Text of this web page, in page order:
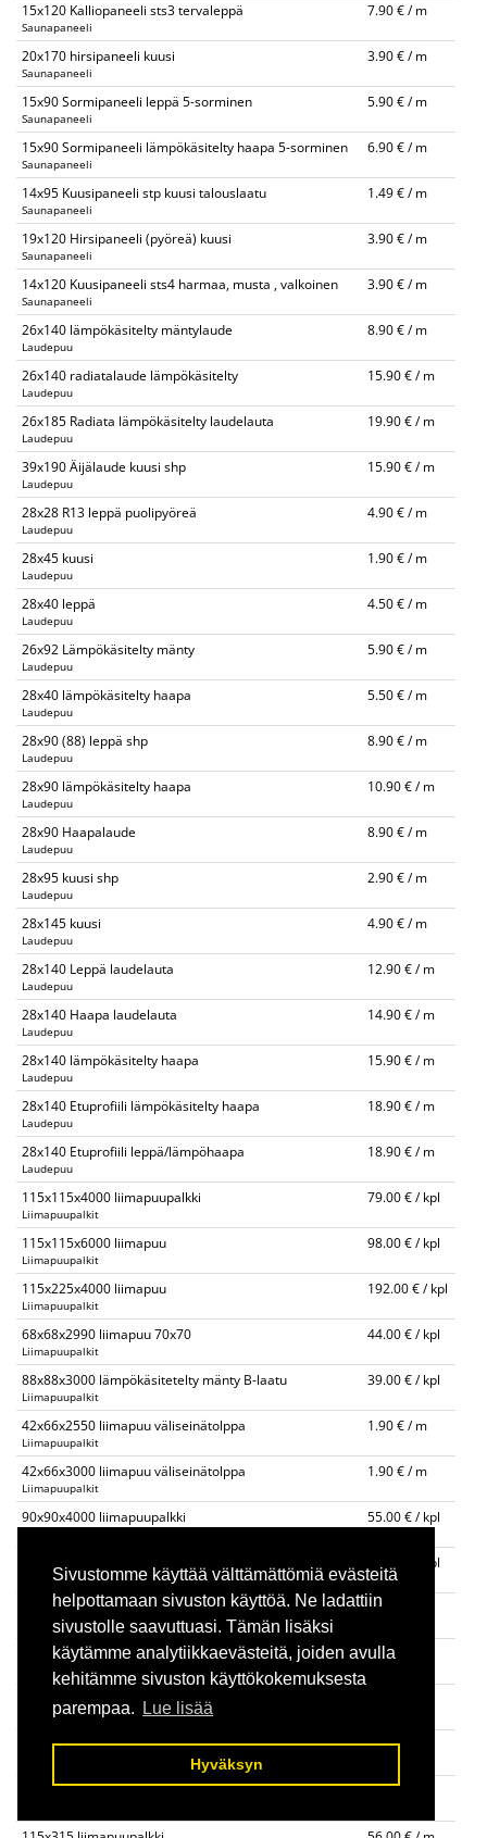
Sivustomme käyttää välttämättömiä evästeitä
helpottamaan sivuston käyttöä. Ne ladattiin
sivustolle saavuttuasi. Tämän lisäksi
käytämme analytiikkaevästeitä, joiden avulla
kehitämme sivuston käyttökokemuksesta
parempaa.
Lue lisää
Hyväksyn
15x120 Kalliopaneeli sts3 tervaleppä
Saunapaneeli
7.90 € / m
20x170 hirsipaneeli kuusi
Saunapaneeli
3.90 € / m
15x90 Sormipaneeli leppä 5-sorminen
Saunapaneeli
5.90 € / m
15x90 Sormipaneeli lämpökäsitelty haapa 5-sorminen
Saunapaneeli
6.90 € / m
14x95 Kuusipaneeli stp kuusi talouslaatu
Saunapaneeli
1.49 € / m
19x120 Hirsipaneeli (pyöreä) kuusi
Saunapaneeli
3.90 € / m
14x120 Kuusipaneeli sts4 harmaa, musta , valkoinen
Saunapaneeli
3.90 € / m
26x140 lämpökäsitelty mäntylaude
Laudepuu
8.90 € / m
26x140 radiatalaude lämpökäsitelty
Laudepuu
15.90 € / m
26x185 Radiata lämpökäsitelty laudelauta
Laudepuu
19.90 € / m
39x190 Äijälaude kuusi shp
Laudepuu
15.90 € / m
28x28 R13 leppä puolipyöreä
Laudepuu
4.90 € / m
28x45 kuusi
Laudepuu
1.90 € / m
28x40 leppä
Laudepuu
4.50 € / m
26x92 Lämpökäsitelty mänty
Laudepuu
5.90 € / m
28x40 lämpökäsitelty haapa
Laudepuu
5.50 € / m
28x90 (88) leppä shp
Laudepuu
8.90 € / m
28x90 lämpökäsitelty haapa
Laudepuu
10.90 € / m
28x90 Haapalaude
Laudepuu
8.90 € / m
28x95 kuusi shp
Laudepuu
2.90 € / m
28x145 kuusi
Laudepuu
4.90 € / m
28x140 Leppä laudelauta
Laudepuu
12.90 € / m
28x140 Haapa laudelauta
Laudepuu
14.90 € / m
28x140 lämpökäsitelty haapa
Laudepuu
15.90 € / m
28x140 Etuprofiili lämpökäsitelty haapa
Laudepuu
18.90 € / m
28x140 Etuprofiili leppä/lämpöhaapa
Laudepuu
18.90 € / m
115x115x4000 liimapuupalkki
Liimapuupalkit
79.00 € / kpl
115x115x6000 liimapuu
Liimapuupalkit
98.00 € / kpl
115x225x4000 liimapuu
Liimapuupalkit
192.00 € / kpl
68x68x2990 liimapuu 70x70
Liimapuupalkit
44.00 € / kpl
88x88x3000 lämpökäsitetelty mänty B-laatu
Liimapuupalkit
39.00 € / kpl
42x66x2550 liimapuu väliseinätolppa
Liimapuupalkit
1.90 € / m
42x66x3000 liimapuu väliseinätolppa
Liimapuupalkit
1.90 € / m
90x90x4000 liimapuupalkki 55.00 € / kpl
Liimapuupalkit
49.00 € / kpl
140x140 liimapuupalkki
Liimapuupalkit
30.00 € / m
90x225 liimapuupalkki 4m,6m
Liimapuupalkit
32.00 € / m
90x270 liimapuupalkki 4m, 6m
Liimapuupalkit
115x225 liimapuupalkki 4m, 6m 40.00 € / m
115x270 liimapuupalkki 4m, 6m 48.00 € / m